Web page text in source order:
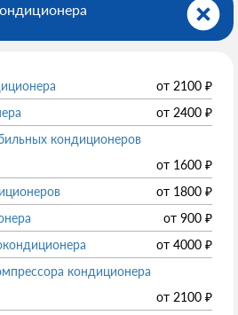
от 2100 ₽
от 2400 ₽
кондиционеров
от 1600 ₽
от 1800 ₽
от 900 ₽
от 4000 ₽
кондиционера
от 2100 ₽